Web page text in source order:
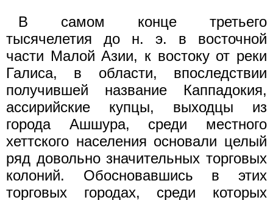
В самом конце третьего
тысячелетия до н. э. в восточной
части Малой Азии, к востоку от реки
Галиса, в области, впоследствии
получившей название Каппадокия,
ассирийские купцы, выходцы из
города Ашшура, среди местного
хеттского населения основали целый
ряд довольно значительных торговых
колоний. Обосновавшись в этих
торговых городах, среди которых